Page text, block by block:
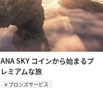
ANA SKY コインから始まるプ
レミアムな旅
ブロンズサービス